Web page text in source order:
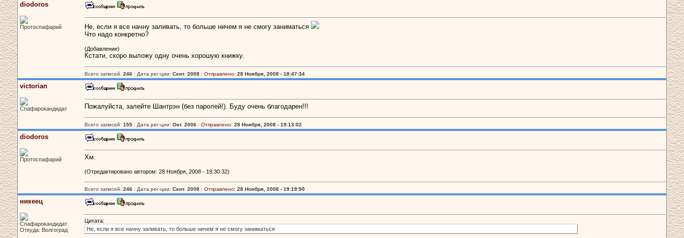
diodoros
Протоспафарий
Не, если я все начну заливать, то больше ничем я не смогу заниматься
Что надо конкретно?
(Добавление)
Кстати, скоро выложу одну очень хорошую книжку.
Всего записей: 246 : Дата рег-ции: Сент. 2008 : Отправлено: 28 Ноября, 2008 - 18:47:34
victorian
Спафарокандидат Пожалуйста, залейте Шантрэн (без паролей!). Буду очень благодарен!!!
Всего записей: 155 : Дата рег-ции: Окт. 2006 : Отправлено: 28 Ноября, 2008 - 19:13:02
diodoros
Протоспафарий Хм.
(Отредактировано автором: 28 Ноября, 2008 - 19:30:32)
Всего записей: 246 : Дата рег-ции: Сент. 2008 : Отправлено: 28 Ноября, 2008 - 19:19:50
никеец
Спафарокандидат
Откуда: Волгоград
Цитата:
Не, если я все начну заливать, то больше ничем я не смогу заниматься